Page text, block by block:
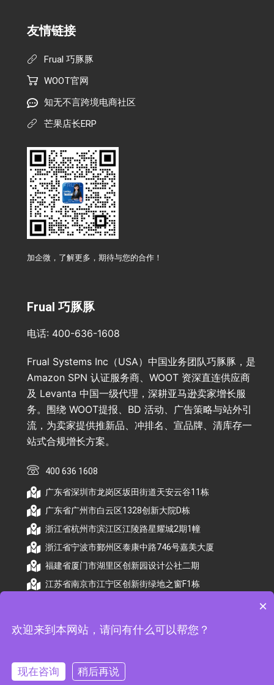
友情链接
Frual 巧豚豚
WOOT官网
知无不言跨境电商社区
芒果店长ERP
加企微，了解更多，期待与您的合作！
Frual 巧豚豚
电话: 400-636-1608
Frual Systems Inc（USA）中国业务团队巧豚豚，是
Amazon SPN 认证服务商、WOOT 资深直连供应商
及 Levanta 中国一级代理，深耕亚马逊卖家增长服
务。围绕 WOOT提报、BD 活动、广告策略与站外引
流，为卖家提供推新品、冲排名、宣品牌、清库存一
站式合规增长方案。
400 636 1608
广东省深圳市龙岗区坂田街道天安云谷11栋
广东省广州市白云区1328创新大院D栋
浙江省杭州市滨江区江陵路星耀城2期1幢
浙江省宁波市鄞州区泰康中路746号嘉美大厦
福建省厦门市湖里区创新园设计公社二期
江苏省南京市江宁区创新街绿地之窗F1栋
×
欢迎来到本网站，请问有什么可以帮您？
现在咨询 稍后再说